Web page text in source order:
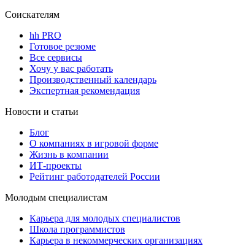
Соискателям
hh PRO
Готовое резюме
Все сервисы
Хочу у вас работать
Производственный календарь
Экспертная рекомендация
Новости и статьи
Блог
О компаниях в игровой форме
Жизнь в компании
ИТ-проекты
Рейтинг работодателей России
Молодым специалистам
Карьера для молодых специалистов
Школа программистов
Карьера в некоммерческих организациях